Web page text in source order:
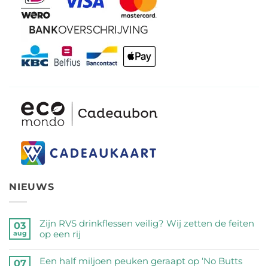
NIEUWS
03
aug
Zijn RVS drinkflessen veilig? Wij zetten de feiten
op een rij
reacties
07
Een half miljoen peuken geraapt op ‘No Butts